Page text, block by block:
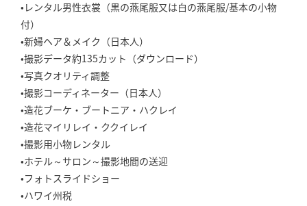
•レンタル男性衣裳（黒の燕尾服又は白の燕尾服/基本の小物
付）
•新婦ヘア＆メイク（日本人）
•撮影データ約135カット（ダウンロード）
•写真クオリティ調整
•撮影コーディネーター（日本人）
•造花ブーケ・ブートニア・ハクレイ
•造花マイリレイ・ククイレイ
•撮影用小物レンタル
•ホテル～サロン～撮影地間の送迎
•フォトスライドショー
•ハワイ州税